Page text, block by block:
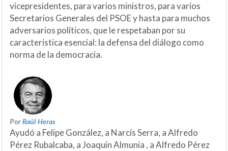
vicepresidentes, para varios ministros, para varios
Secretarios Generales del PSOE y hasta para muchos
adversarios políticos, que le respetaban por su
característica esencial: la defensa del diálogo como
norma de la democracia.
PorRaúl Heras
Ayudó a Felipe González, a Narcís Serra, a Alfredo
Pérez Rubalcaba, a Joaquín Almunia , a Alfredo Pérez